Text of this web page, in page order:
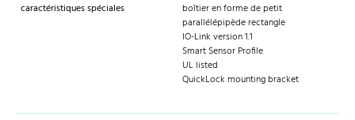
caractéristiques spéciales
boîtier en forme de petit
parallélépipède rectangle
IO-Link version 1.1
Smart Sensor Profile
UL listed
QuickLock mounting bracket